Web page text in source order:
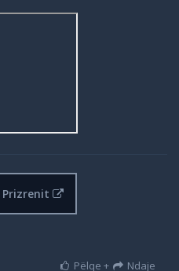
Prizrenit
Pëlqe + Ndaje